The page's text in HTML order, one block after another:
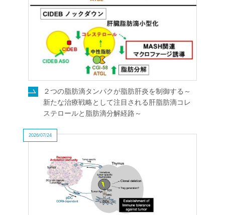
２つの脂肪滴タンパクが脂肪肝炎を制御する～
新たな治療戦略として注目される肝脂肪滴コレ
ステロールと脂肪滴分解経路～
2026/07/24